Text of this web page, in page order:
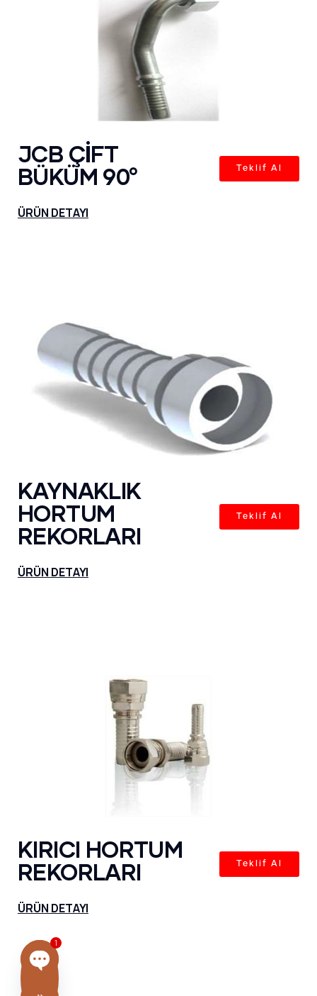
JCB ÇİFT
BÜKÜM 90°
Teklif Al
ÜRÜN DETAYI
KAYNAKLIK
HORTUM
REKORLARI
Teklif Al
ÜRÜN DETAYI
KIRICI HORTUM
REKORLARI
Teklif Al
ÜRÜN DETAYI
OPEN CHATY
1